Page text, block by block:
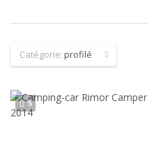
Catégorie:profilé
5